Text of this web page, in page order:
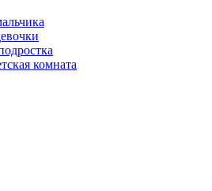
комната